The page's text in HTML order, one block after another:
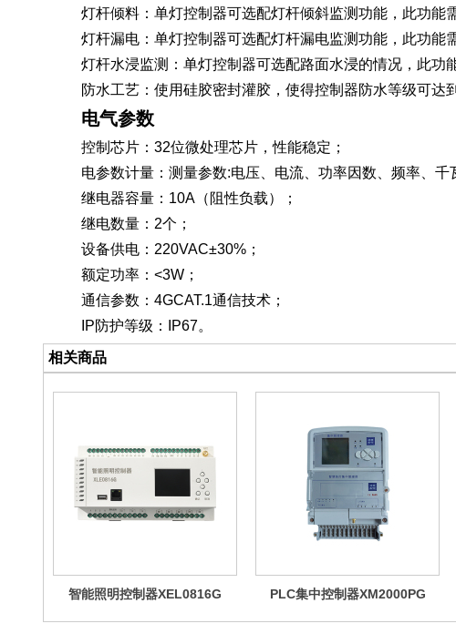
灯杆倾料 ： 单灯控制器可选配灯杆倾斜监测功能，此功能
灯杆漏电 ： 单灯控制器可选配灯杆漏电监测功能，此功能
灯杆水浸监测 ： 单灯控制器可选配路面水浸的情况，此功
防水工艺 ： 使用硅胶密封灌胶，使得控制器防水等级可达
电气参数
控制芯片 ： 32位微处理芯片，性能稳定；
电参数计量 ： 测量参数:电压、电流、功率因数、频率、千
继电器容量 ： 10A（ 阻性负载）；
继电数量 ： 2个；
设备供电 ： 220VAC±30%；
额定功率 ： <3W；
通信参数 ： 4GCAT.1通信技术；
IP防护等级：IP67。
相关商品
智能照明控制器XEL0816G PLC集中控制器XM2000PG